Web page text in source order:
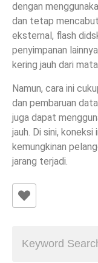
dengan
dan tetap
eksternal, flash
penyimpanan
kering jauh dari
Namun, cara ini
dan pembaruan
juga dapat
jauh. Di sini,
kemungkinan
jarang terjadi.